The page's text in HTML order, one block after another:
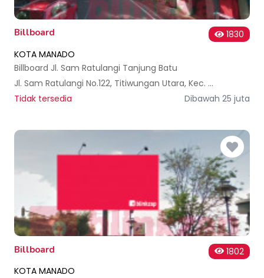
Billboard
1830
KOTA MANADO
Billboard Jl. Sam Ratulangi Tanjung Batu
Jl. Sam Ratulangi No.122, Titiwungan Utara, Kec. Sario, Kota Manado, Sulawesi Utara, Indonesia
Tidak tersedia
Dibawah 25 juta
Billboard
1802
KOTA MANADO